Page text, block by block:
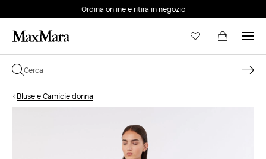
Ordina online e ritira in negozio
Bluse e Camicie donna